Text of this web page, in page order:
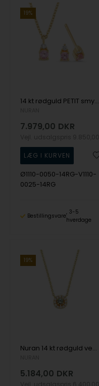
19%
14 kt rødguld PETIT smykkesæt med pink safir og diamant Wesselton SI
7.979,00 DKR
Ø1110-0050-14RG-V1110-
0025-14RG
Bestillingsvare
3-5
hverdage
19%
Nuran 14 kt rødguld vedhæng, fra Sofia serien med 1 x 0,08 ct Grøn Safir & 12 x 0,005 ct diamanter Wesselton SI
5.184,00 DKR